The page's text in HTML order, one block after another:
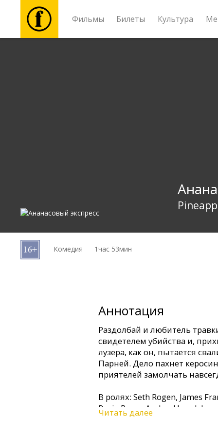
Фильмы Билеты Культура
B2B Комедия 1час 53мин
Аннотация
Раздолбай и любитель
свидетелем убийства и,
лузера, как он, пытается
Парней. Дело пахнет
приятелей замолчать
В ролях: Seth Rogen, James
Rosie Perez, Amber Heard,
Читать далее